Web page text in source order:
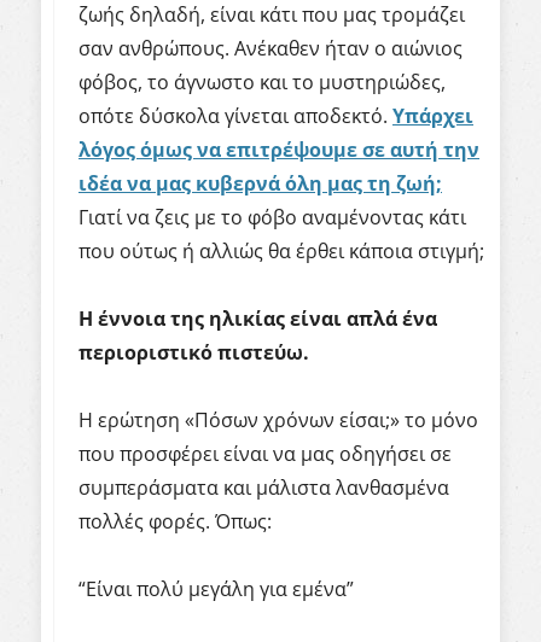
ζωής δηλαδή, είναι κάτι που μας τρομάζει
σαν ανθρώπους. Ανέκαθεν ήταν ο αιώνιος
φόβος, το άγνωστο και το μυστηριώδες,
οπότε δύσκολα γίνεται αποδεκτό. Υπάρχει
λόγος όμως να επιτρέψουμε σε αυτή την
ιδέα να μας κυβερνά όλη μας τη ζωή;
Γιατί να ζεις με το φόβο αναμένοντας κάτι
που ούτως ή αλλιώς θα έρθει κάποια στιγμή;
Η έννοια της ηλικίας είναι απλά ένα
περιοριστικό πιστεύω.
Η ερώτηση «Πόσων χρόνων είσαι;» το μόνο
που προσφέρει είναι να μας οδηγήσει σε
συμπεράσματα και μάλιστα λανθασμένα
πολλές φορές. Όπως:
“Είναι πολύ μεγάλη για εμένα”